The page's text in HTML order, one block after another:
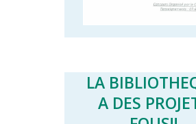
LA
A DES